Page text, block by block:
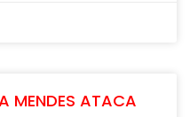
MENDES ATACA